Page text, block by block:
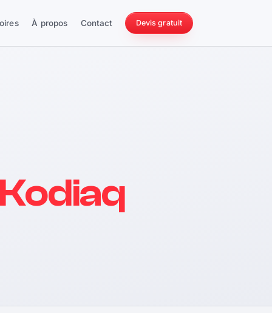
À propos Contact Devis gratuit
228 Nm